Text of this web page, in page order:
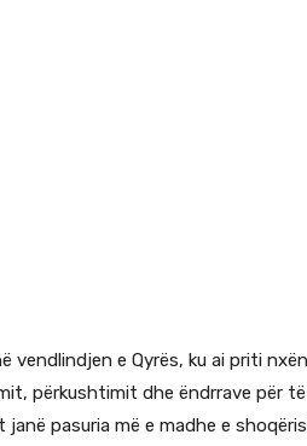
e Qyrës, ku ai priti
përkushtimit dhe ëndrrave për
pasuria më e madhe e